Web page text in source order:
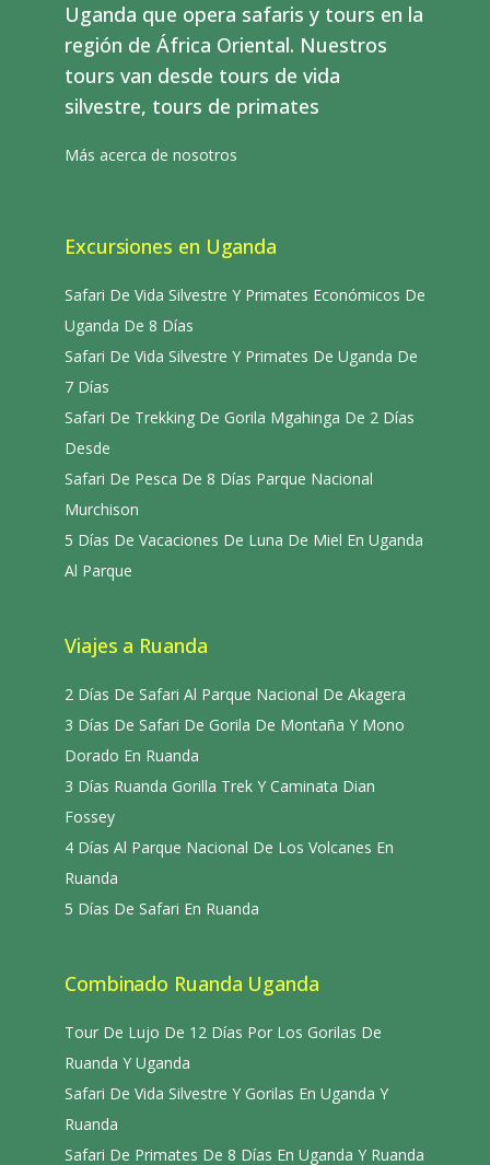
Uganda que opera safaris y tours en la
región de África Oriental. Nuestros
tours van desde tours de vida
silvestre, tours de primates
Más acerca de nosotros
Excursiones en Uganda
Safari De Vida Silvestre Y Primates Económicos De
Uganda De 8 Días
Safari De Vida Silvestre Y Primates De Uganda De
7 Días
Safari De Trekking De Gorila Mgahinga De 2 Días
Desde
Safari De Pesca De 8 Días Parque Nacional
Murchison
5 Días De Vacaciones De Luna De Miel En Uganda
Al Parque
Viajes a Ruanda
2 Días De Safari Al Parque Nacional De Akagera
3 Días De Safari De Gorila De Montaña Y Mono
Dorado En Ruanda
3 Días Ruanda Gorilla Trek Y Caminata Dian
Fossey
4 Días Al Parque Nacional De Los Volcanes En
Ruanda
5 Días De Safari En Ruanda
Combinado Ruanda Uganda
Tour De Lujo De 12 Días Por Los Gorilas De
Ruanda Y Uganda
Safari De Vida Silvestre Y Gorilas En Uganda Y
Ruanda
Safari De Primates De 8 Días En Uganda Y Ruanda